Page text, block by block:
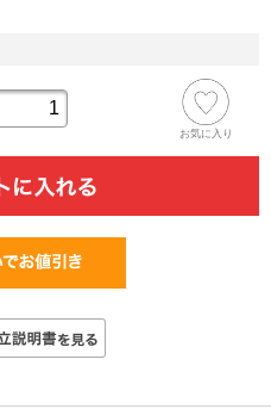
お気に入り